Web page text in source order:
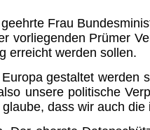
Frau
Prümer
erreicht werden sollen.
gestaltet
unsere politische
dass wir auch